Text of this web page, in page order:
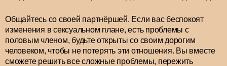
Общайтесь со своей партнёршей. Если вас беспокоят
изменения в сексуальном плане, есть проблемы с
половым членом, будьте открыты со своим дорогим
человеком, чтобы не потерять эти отношения. Вы вместе
сможете решить все сложные проблемы, пережить